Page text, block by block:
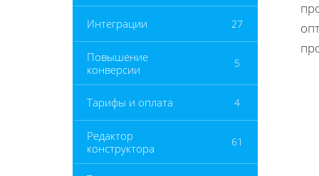
Интеграции 27
Повышение
конверсии
5
Тарифы и оплата 4
Редактор
конструктора
61